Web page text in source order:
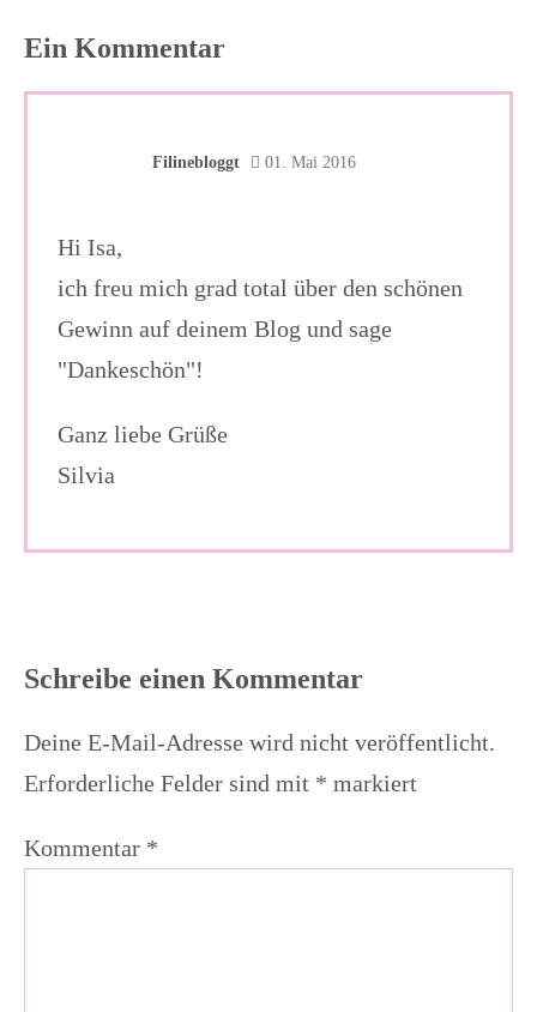
Ein Kommentar
Filinebloggt 01. Mai 2016
Hi Isa,
ich freu mich grad total über den schönen
Gewinn auf deinem Blog und sage
"Dankeschön"!
Ganz liebe Grüße
Silvia
Schreibe einen Kommentar
Deine E-Mail-Adresse wird nicht veröffentlicht.
Erforderliche Felder sind mit * markiert
Kommentar *